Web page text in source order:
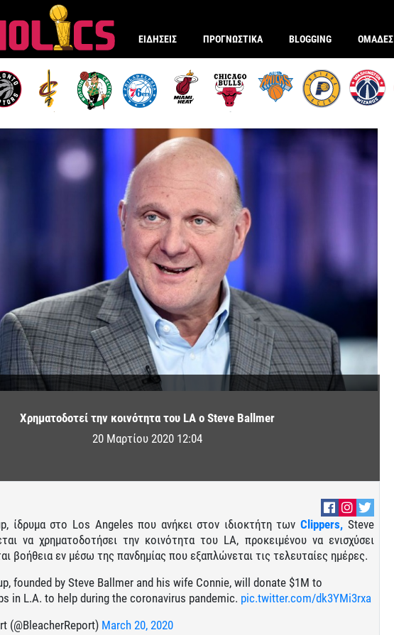
ΕΙΔΗΣΕΙΣ ΠΡΟΓΝΩΣΤΙΚΑ BLOGGING ΟΜΑΔΕΣ
Χρηματοδοτεί την κοινότητα του LA ο Steve Ballmer
20 Μαρτίου 2020 12:04
ίδρυμα στο Los Angeles που ανήκει στον ιδιοκτήτη τωνClippers, Steve
να χρηματοδοτήσει την κοινότητα του LA, προκειμένου να ενισχύσει
βοήθεια εν μέσω της πανδημίας που εξαπλώνεται τις τελευταίες ημέρες.
founded by Steve Ballmer and his wife Connie, will donate $1M to
in L.A. to help during the coronavirus pandemic. pic.twitter.com/dk3YMi3rxa
(@BleacherReport) March 20, 2020